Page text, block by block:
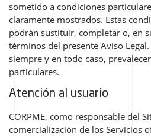
sometido a condiciones
claramente mostrados. Estas
podrán sustituir, completar o, en
términos del presente Aviso
siempre y en todo caso,
particulares.
Atención al usuario
CORPME, como responsable del
comercialización de los Servicios